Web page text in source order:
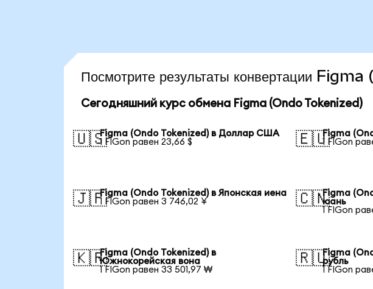
Посмотрите результаты конвертации
Сегодняшний курс обмена Figma (Ondo Tokenized)
🇺🇸Figma (Ondo Tokenized) в Доллар США
1 FIGon равен 23,66 $
🇪🇺Figma
1 FIGon
🇯🇵Figma (Ondo Tokenized) в Японская иена
1 FIGon равен 3 746,02 ¥
🇨🇳Figma
юань
1 FIGon
🇰🇷Figma (Ondo Tokenized) в
Южнокорейская вона
1 FIGon равен 33 501,97 ₩
🇷🇺Figma
рубль
1 FIGon